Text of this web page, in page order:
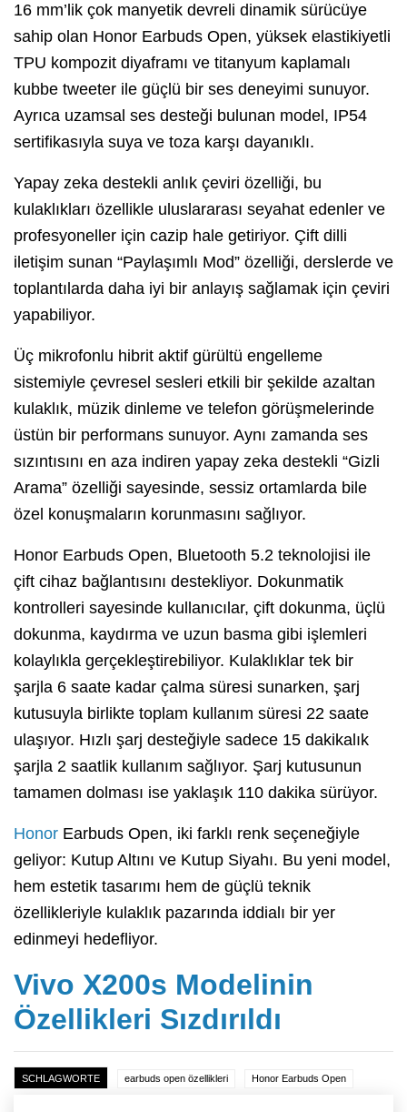
16 mm’lik çok manyetik devreli dinamik sürücüye
sahip olan Honor Earbuds Open, yüksek elastikiyetli
TPU kompozit diyaframı ve titanyum kaplamalı
kubbe tweeter ile güçlü bir ses deneyimi sunuyor.
Ayrıca uzamsal ses desteği bulunan model, IP54
sertifikasıyla suya ve toza karşı dayanıklı.
Yapay zeka destekli anlık çeviri özelliği, bu
kulaklıkları özellikle uluslararası seyahat edenler ve
profesyoneller için cazip hale getiriyor. Çift dilli
iletişim sunan “Paylaşımlı Mod” özelliği, derslerde ve
toplantılarda daha iyi bir anlayış sağlamak için çeviri
yapabiliyor.
Üç mikrofonlu hibrit aktif gürültü engelleme
sistemiyle çevresel sesleri etkili bir şekilde azaltan
kulaklık, müzik dinleme ve telefon görüşmelerinde
üstün bir performans sunuyor. Aynı zamanda ses
sızıntısını en aza indiren yapay zeka destekli “Gizli
Arama” özelliği sayesinde, sessiz ortamlarda bile
özel konuşmaların korunmasını sağlıyor.
Honor Earbuds Open, Bluetooth 5.2 teknolojisi ile
çift cihaz bağlantısını destekliyor. Dokunmatik
kontrolleri sayesinde kullanıcılar, çift dokunma, üçlü
dokunma, kaydırma ve uzun basma gibi işlemleri
kolaylıkla gerçekleştirebiliyor. Kulaklıklar tek bir
şarjla 6 saate kadar çalma süresi sunarken, şarj
kutusuyla birlikte toplam kullanım süresi 22 saate
ulaşıyor. Hızlı şarj desteğiyle sadece 15 dakikalık
şarjla 2 saatlik kullanım sağlıyor. Şarj kutusunun
tamamen dolması ise yaklaşık 110 dakika sürüyor.
Honor Earbuds Open, iki farklı renk seçeneğiyle
geliyor: Kutup Altını ve Kutup Siyahı. Bu yeni model,
hem estetik tasarımı hem de güçlü teknik
özellikleriyle kulaklık pazarında iddialı bir yer
edinmeyi hedefliyor.
Vivo X200s Modelinin
Özellikleri Sızdırıldı
SCHLAGWORTE earbuds open özellikleri Honor Earbuds Open